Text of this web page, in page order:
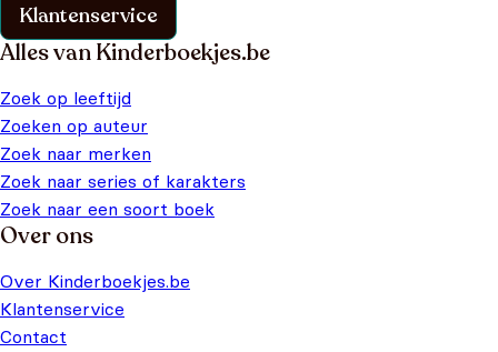
Klantenservice
Alles van Kinderboekjes.be
Zoek op leeftijd
Zoeken op auteur
Zoek naar merken
Zoek naar series of karakters
Zoek naar een soort boek
Over ons
Over Kinderboekjes.be
Klantenservice
Contact